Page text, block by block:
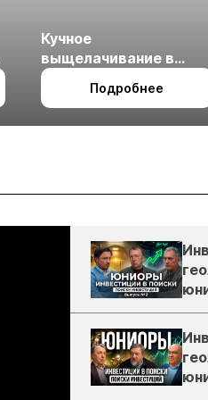
Кучное
выщелачивание в
холодном климате
Подробнее